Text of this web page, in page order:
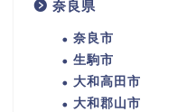
奈良県
奈良市
生駒市
大和高田市
大和郡山市